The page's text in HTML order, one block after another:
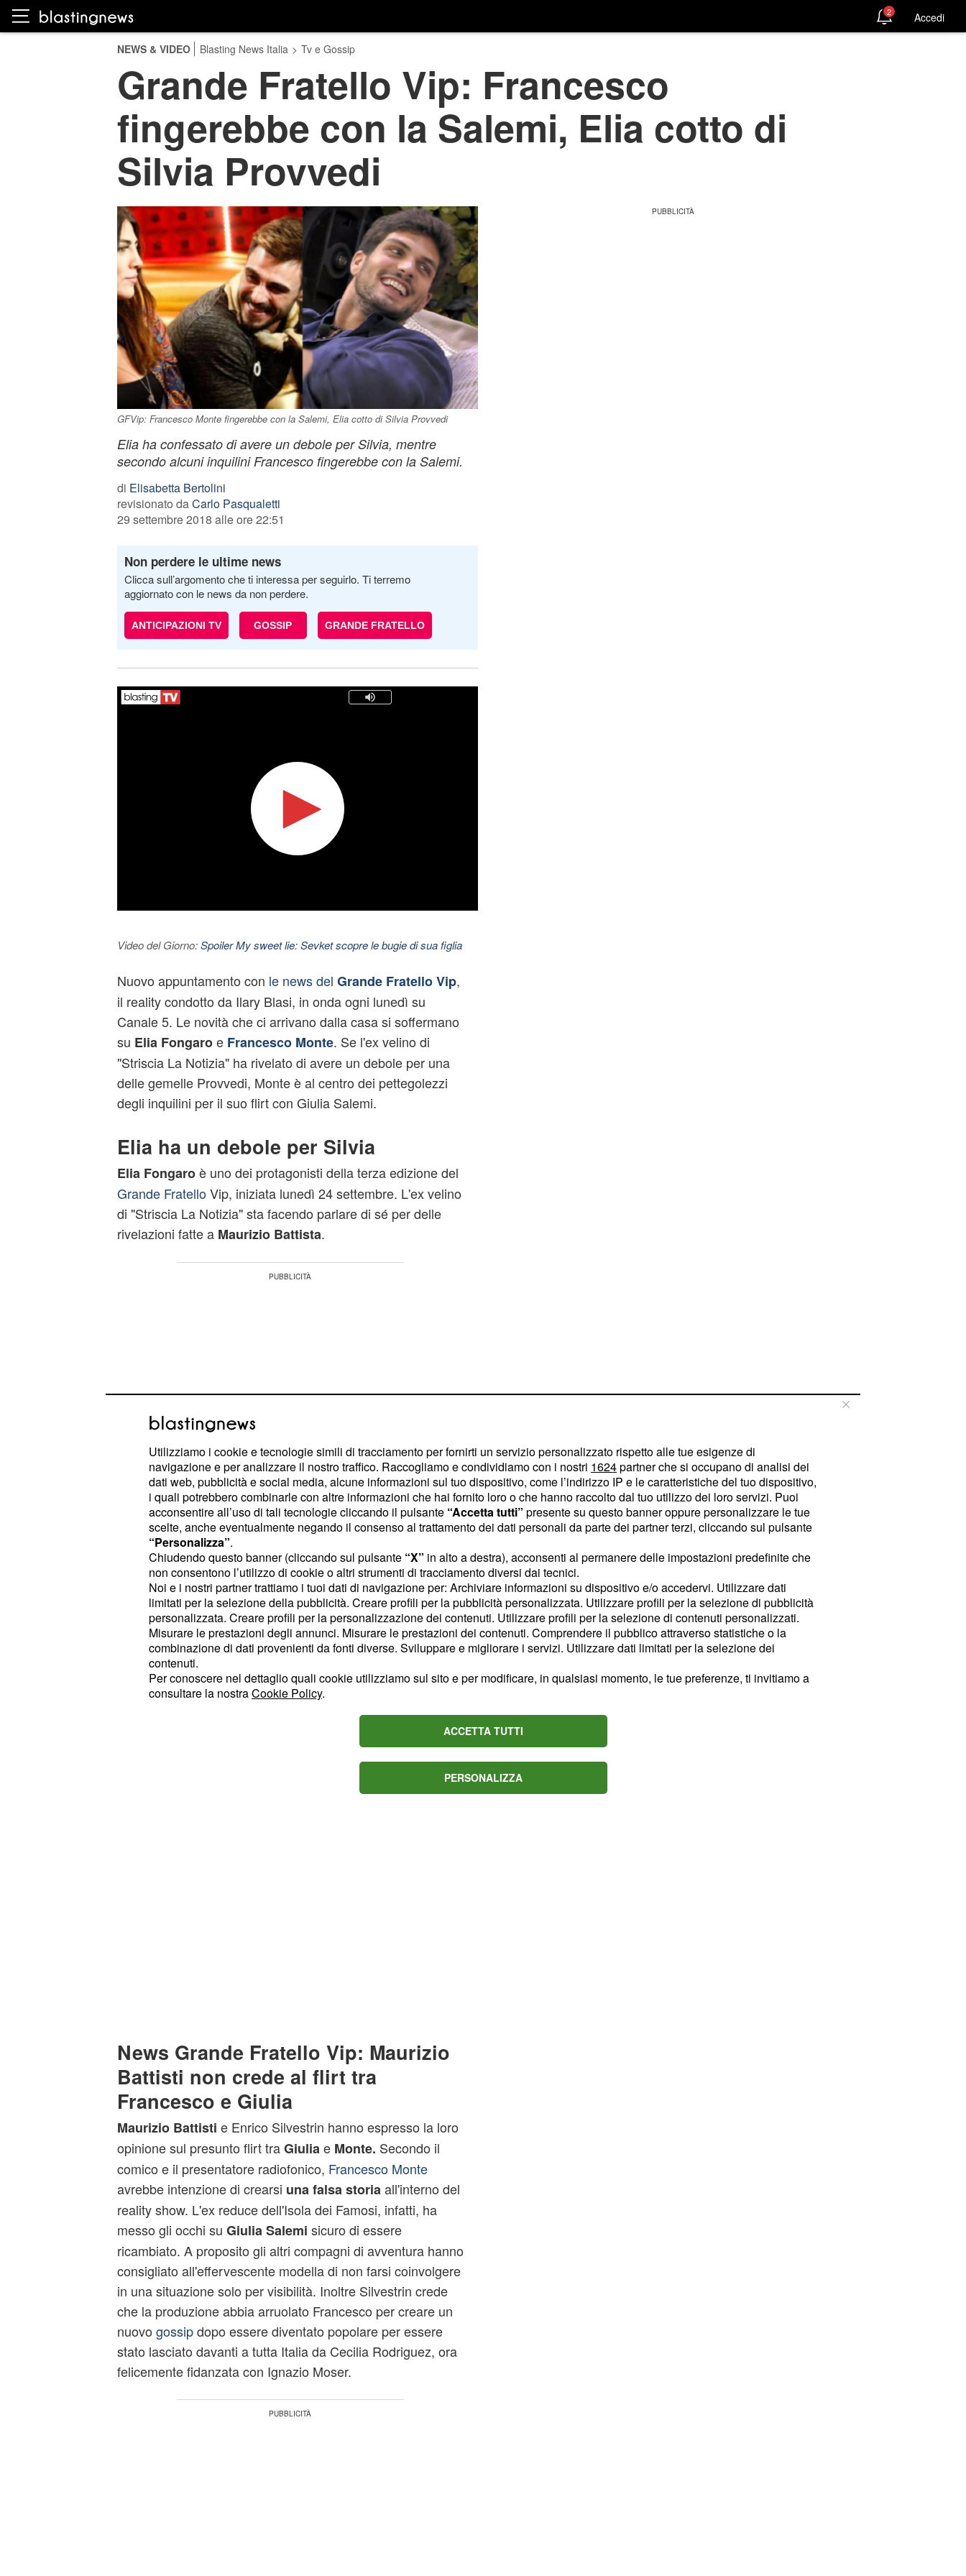
2 Accedi
NEWS & VIDEO Blasting News Italia > Tv e Gossip
Grande Fratello Vip: Francesco
fingerebbe con la Salemi, Elia cotto di
Silvia Provvedi
GFVip: Francesco Monte fingerebbe con la Salemi, Elia cotto di Silvia Provvedi
Elia ha confessato di avere un debole per Silvia, mentre
secondo alcuni inquilini Francesco fingerebbe con la Salemi.
di Elisabetta Bertolini
revisionato daCarlo Pasqualetti
29 settembre 2018 alle ore 22:51
Non perdere le ultime news
Clicca sull’argomento che ti interessa per seguirlo. Ti terremo
aggiornato con le news da non perdere.
ANTICIPAZIONI TV GOSSIP GRANDE FRATELLO
Video del Giorno:Spoiler My sweet lie: Sevket scopre le bugie di sua figlia
Nuovo appuntamento con le news del Grande Fratello Vip,
il reality condotto da Ilary Blasi, in onda ogni lunedì su
Canale 5. Le novità che ci arrivano dalla casa si soffermano
su Elia Fongaroe Francesco Monte. Se l'ex velino di
"Striscia La Notizia" ha rivelato di avere un debole per una
delle gemelle Provvedi, Monte è al centro dei pettegolezzi
degli inquilini per il suo flirt con Giulia Salemi.
Elia ha un debole per Silvia
Elia Fongaroè uno dei protagonisti della terza edizione del
Grande FratelloVip, iniziata lunedì 24 settembre. L'ex velino
di "Striscia La Notizia" sta facendo parlare di sé per delle
rivelazioni fatte a Maurizio Battista.
Il modello, infatti, ha affermato di trovare molto interessante
Silvia Provvedi.Il giovane sarebbe stato molto colpito dal
carattere forte dell'ex di Fabrizio Corona, nonostante vivano
in zone separate nella Casa più spiata d'Italia. Se la gemella
di Silvia vive nella grotta in compagnia di altri concorrenti,
l'altro si trova nella zona dotata di ogni confort. Ieri sera il
Grande Fratello Vip ha concesso ai due gruppi di
consumare una cena insieme, dove il comico non ha potuto
fare a meno di notare uncerto feelingtra il velino e la
Provvedi. InoltreBattistaha affermato che Silvia
proverebbe lo stesso interesse per lui. Infine il comico ha
fatto delle dichiarazioni sulla presunta simpatia nata tra
News Grande Fratello Vip: Maurizio
Battisti non crede al flirt tra
Francesco e Giulia
Maurizio Battisti e Enrico Silvestrin hanno espresso la loro
opinione sul presunto flirt traGiuliaeMonte. Secondo il
comico e il presentatore radiofonico, Francesco Monte
avrebbe intenzione di crearsi una falsa storia all'interno del
reality show. L'ex reduce dell'Isola dei Famosi, infatti, ha
messo gli occhi su Giulia Salemi sicuro di essere
ricambiato. A proposito gli altri compagni di avventura hanno
consigliato all'effervescente modella di non farsi coinvolgere
in una situazione solo per visibilità. Inoltre Silvestrin crede
che la produzione abbia arruolato Francesco per creare un
nuovo gossipdopo essere diventato popolare per essere
stato lasciato davanti a tutta Italia da Cecilia Rodriguez, ora
felicemente fidanzata con Ignazio Moser.
Utilizziamo i cookie e tecnologie simili di tracciamento per fornirti un servizio personalizzato rispetto alle tue esigenze di
navigazione e per analizzare il nostro traffico. Raccogliamo e condividiamo con i nostri 1624partner che si occupano di analisi dei
dati web, pubblicità e social media, alcune informazioni sul tuo dispositivo, come l’indirizzo IP e le caratteristiche del tuo dispositivo,
i quali potrebbero combinarle con altre informazioni che hai fornito loro o che hanno raccolto dal tuo utilizzo dei loro servizi. Puoi
acconsentire all’uso di tali tecnologie cliccando il pulsante “Accetta tutti” presente su questo banner oppure personalizzare le tue
scelte, anche eventualmente negando il consenso al trattamento dei dati personali da parte dei partner terzi, cliccando sul pulsante
“Personalizza”.
Chiudendo questo banner (cliccando sul pulsante “X” in alto a destra), acconsenti al permanere delle impostazioni predefinite che
non consentono l’utilizzo di cookie o altri strumenti di tracciamento diversi dai tecnici.
Noi e i nostri partner trattiamo i tuoi dati di navigazione per: Archiviare informazioni su dispositivo e/o accedervi. Utilizzare dati
limitati per la selezione della pubblicità. Creare profili per la pubblicità personalizzata. Utilizzare profili per la selezione di pubblicità
personalizzata. Creare profili per la personalizzazione dei contenuti. Utilizzare profili per la selezione di contenuti personalizzati.
Misurare le prestazioni degli annunci. Misurare le prestazioni dei contenuti. Comprendere il pubblico attraverso statistiche o la
combinazione di dati provenienti da fonti diverse. Sviluppare e migliorare i servizi. Utilizzare dati limitati per la selezione dei
contenuti.
Per conoscere nel dettaglio quali cookie utilizziamo sul sito e per modificare, in qualsiasi momento, le tue preferenze, ti invitiamo a
consultare la nostraCookie Policy.
ACCETTA TUTTI
PERSONALIZZA